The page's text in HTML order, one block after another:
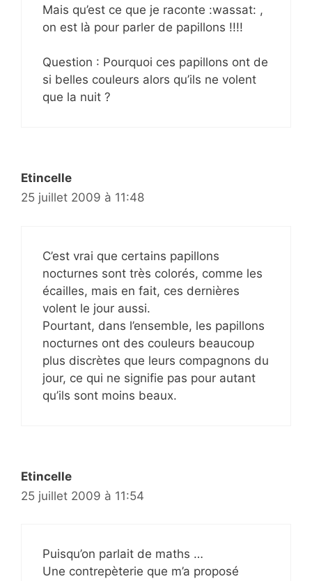
Mais qu’est ce que je raconte :wassat: ,
on est là pour parler de papillons !!!!
Question : Pourquoi ces papillons ont de
si belles couleurs alors qu’ils ne volent
que la nuit ?
Etincelle
25 juillet 2009 à 11:48
C’est vrai que certains papillons
nocturnes sont très colorés, comme les
écailles, mais en fait, ces dernières
volent le jour aussi.
Pourtant, dans l’ensemble, les papillons
nocturnes ont des couleurs beaucoup
plus discrètes que leurs compagnons du
jour, ce qui ne signifie pas pour autant
qu’ils sont moins beaux.
Etincelle
25 juillet 2009 à 11:54
Puisqu’on parlait de maths …
Une contrepèterie que m’a proposé